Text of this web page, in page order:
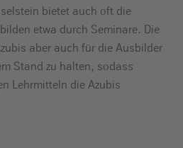
bietet auch oft die
etwa durch Seminare. Die
aber auch für die Ausbilder
Stand zu halten, sodass
Lehrmitteln die Azubis